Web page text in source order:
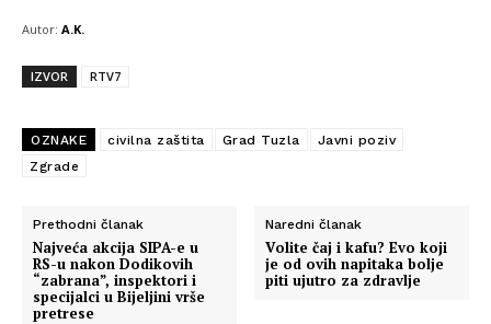
Autor: A.K.
IZVOR RTV7
OZNAKE civilna zaštita Grad Tuzla
Javni poziv
Zgrade
Prethodni članak
Najveća akcija SIPA-e u
RS-u nakon Dodikovih
“zabrana”, inspektori i
specijalci u Bijeljini vrše
pretrese
Naredni članak
Volite čaj i kafu? Evo koji
je od ovih napitaka bolje
piti ujutro za zdravlje